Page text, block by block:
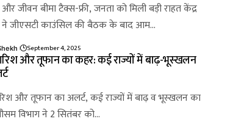
और जीवन बीमा टैक्स-फ्री, जनता को मिली बड़ी राहत केंद्र
जीएसटी काउंसिल की बैठक के बाद आम…
September 4, 2025
और तूफान का कहर: कई राज्यों में बाढ़-भूस्खलन
और तूफान का अलर्ट, कई राज्यों में बाढ़ व भूस्खलन का
विभाग ने 2 सितंबर को…